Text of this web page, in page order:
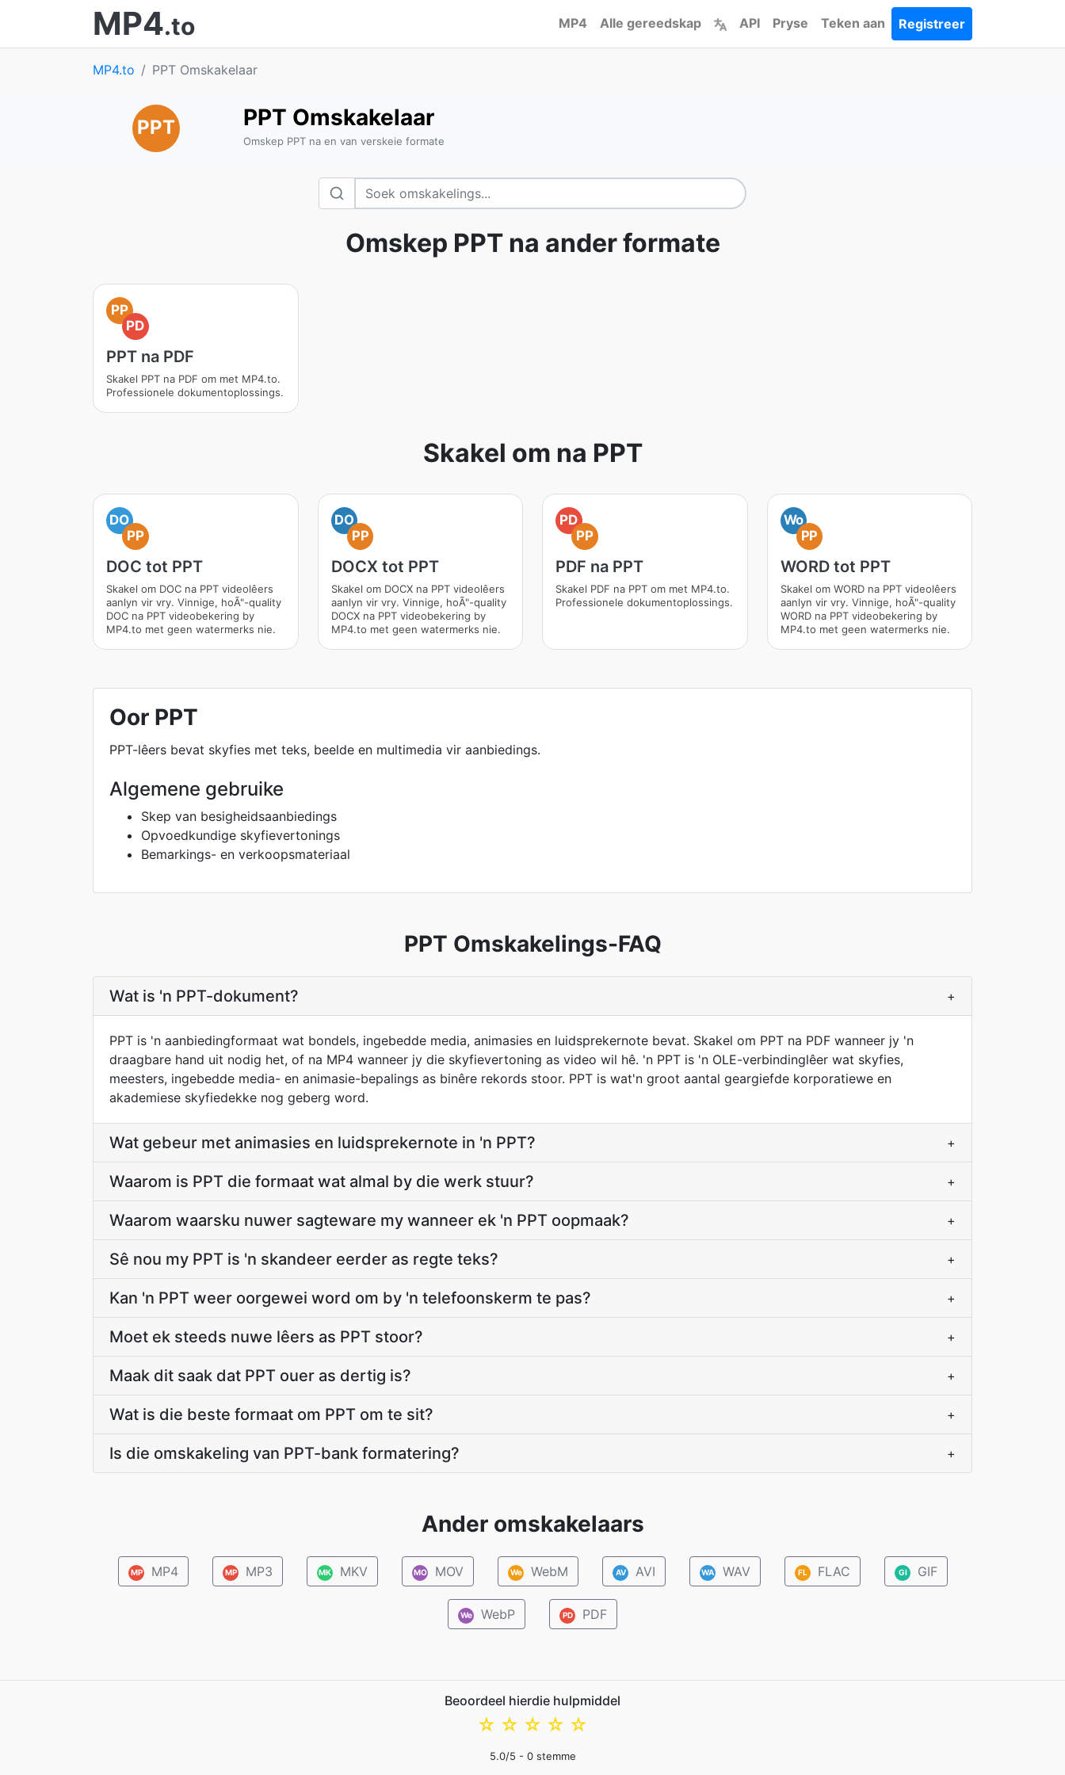
MP4.to MP4 Alle gereedskap API Pryse Teken aan Registreer
MP4.to PPT Omskakelaar
PPT PPT Omskakelaar
Omskep PPT na en van verskeie formate
Omskep PPT na ander formate
PP
PD
PPT na PDF
Skakel PPT na PDF om met MP4.to.
Professionele dokumentoplossings.
Skakel om na PPT
DO
PP
DOC tot PPT
Skakel om DOC na PPT videolêers
aanlyn vir vry. Vinnige, hoÃ"-quality
DOC na PPT videobekering by
MP4.to met geen watermerks nie.
DO
PP
DOCX tot PPT
Skakel om DOCX na PPT videolêers
aanlyn vir vry. Vinnige, hoÃ"-quality
DOCX na PPT videobekering by
MP4.to met geen watermerks nie.
PD
PP
PDF na PPT
Skakel PDF na PPT om met MP4.to.
Professionele dokumentoplossings.
Wo
PP
WORD tot PPT
Skakel om WORD na PPT videolêers
aanlyn vir vry. Vinnige, hoÃ"-quality
WORD na PPT videobekering by
MP4.to met geen watermerks nie.
Oor PPT
PPT-lêers bevat skyfies met teks, beelde en multimedia vir aanbiedings.
Algemene gebruike
Skep van besigheidsaanbiedings
Opvoedkundige skyfievertonings
Bemarkings- en verkoopsmateriaal
PPT Omskakelings-FAQ
Wat is 'n PPT-dokument? +
PPT is 'n aanbiedingformaat wat bondels, ingebedde media, animasies en luidsprekernote bevat. Skakel om PPT na PDF wanneer jy 'n
draagbare hand uit nodig het, of na MP4 wanneer jy die skyfievertoning as video wil hê. 'n PPT is 'n OLE-verbindinglêer wat skyfies,
meesters, ingebedde media- en animasie-bepalings as binêre rekords stoor. PPT is wat'n groot aantal geargiefde korporatiewe en
akademiese skyfiedekke nog geberg word.
Wat gebeur met animasies en luidsprekernote in 'n PPT? +
Waarom is PPT die formaat wat almal by die werk stuur? +
Waarom waarsku nuwer sagteware my wanneer ek 'n PPT oopmaak? +
Sê nou my PPT is 'n skandeer eerder as regte teks? +
Kan 'n PPT weer oorgewei word om by 'n telefoonskerm te pas? +
Moet ek steeds nuwe lêers as PPT stoor? +
Maak dit saak dat PPT ouer as dertig is? +
Wat is die beste formaat om PPT om te sit? +
Is die omskakeling van PPT-bank formatering? +
Ander omskakelaars
MP MP4 MP MP3 MK MKV MO MOV We WebM AV AVI WA WAV FL FLAC GI GIF
We WebP PD PDF
Beoordeel hierdie hulpmiddel
☆
☆
☆
☆
☆
5.0/5 - 0stemme